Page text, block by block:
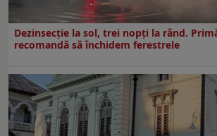
Dezinsecţie la sol, trei nopţi la rând.
recomandă să închidem ferestrele